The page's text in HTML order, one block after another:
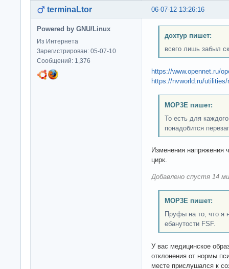
06-07-12 13:26:16
terminaLtor
Powered by GNU/Linux
Из Интернета
Зарегистрирован: 05-07-10
Сообщений: 1,376
дохтур пишет:
всего лишь забыл
https://www.opennet.ru/
https://nvworld.ru/
MOP3E пишет:
То есть для
понадобится
Изменения напряжения
цирк.
Добавлено спустя 14
MOP3E пишет:
Пруфы на то, что я
ебанутости FSF.
У вас медицинское
отклонения от нормы
месте прислушался к